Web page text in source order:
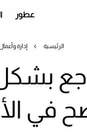
عطور
الرئيسية إدارة
في